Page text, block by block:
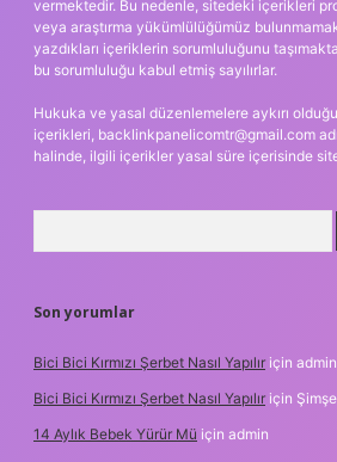
vermektedir. Bu nedenle, sitedeki içerikleri
veya araştırma yükümlülüğümüz
yazdıkları içeriklerin sorumluluğunu
bu sorumluluğu kabul etmiş sayılırlar.
Hukuka ve yasal düzenlemelere aykırı
içerikleri, backlinkpanelicomtr@gmail.com
halinde, ilgili içerikler yasal süre içerisinde
Son yorumlar
Bici Bici Kırmızı Şerbet Nasıl Yapılır için admin
Bici Bici Kırmızı Şerbet Nasıl Yapılır için
14 Aylık Bebek Yürür Mü için admin